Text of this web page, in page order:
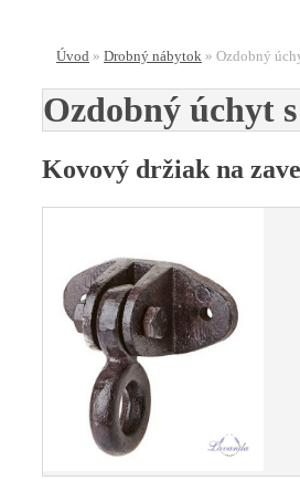
Úvod » Drobný nábytok » Ozdobný
Ozdobný úchyt
Kovový držiak na